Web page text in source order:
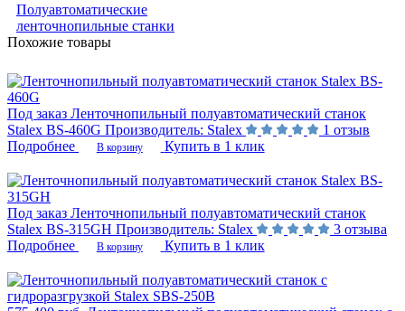
Полуавтоматические
ленточнопильные станки
Похожие товары
Под заказ Ленточнопильный полуавтоматический станок
Stalex BS-460G Производитель: Stalex
1 отзыв
Подробнее
В корзину Купить в 1 клик
Под заказ Ленточнопильный полуавтоматический станок
Stalex BS-315GH Производитель: Stalex
3 отзыва
Подробнее
В корзину Купить в 1 клик